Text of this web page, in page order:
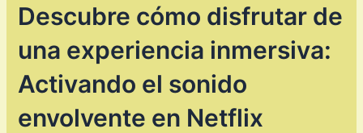
Descubre cómo disfrutar de
una experiencia inmersiva:
Activando el sonido
envolvente en Netflix